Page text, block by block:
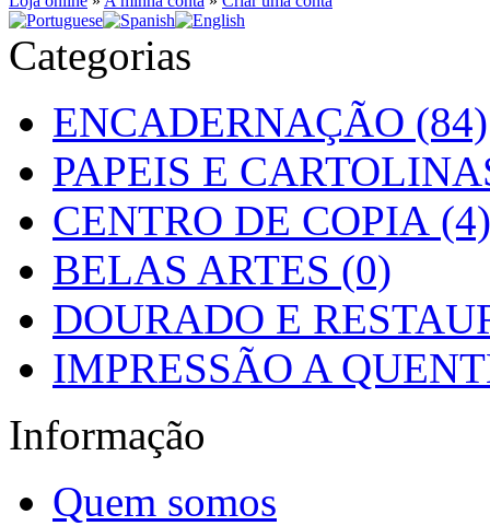
Categorias
ENCADERNAÇÃO (84)
PAPEIS E
CENTRO DE COPIA (4)
BELAS ARTES (0)
DOURADO E
IMPRESSÃO A
Informação
Quem somos